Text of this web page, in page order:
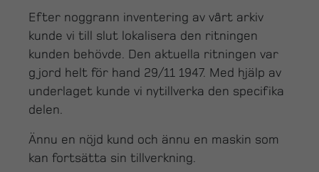
Efter noggrann inventering av vårt arkiv
kunde vi till slut lokalisera den ritningen
kunden behövde. Den aktuella ritningen var
gjord helt för hand 29/11 1947. Med hjälp av
underlaget kunde vi nytillverka den specifika
delen.
Ännu en nöjd kund och ännu en maskin som
kan fortsätta sin tillverkning.